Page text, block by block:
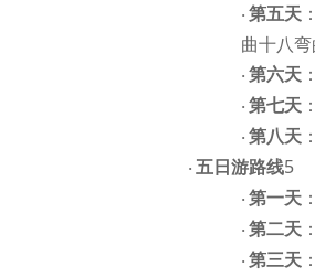
· 第五天
曲十八弯
· 第六天
· 第七天
· 第八天
· 五日游路线5
· 第一天
· 第二天
· 第三天